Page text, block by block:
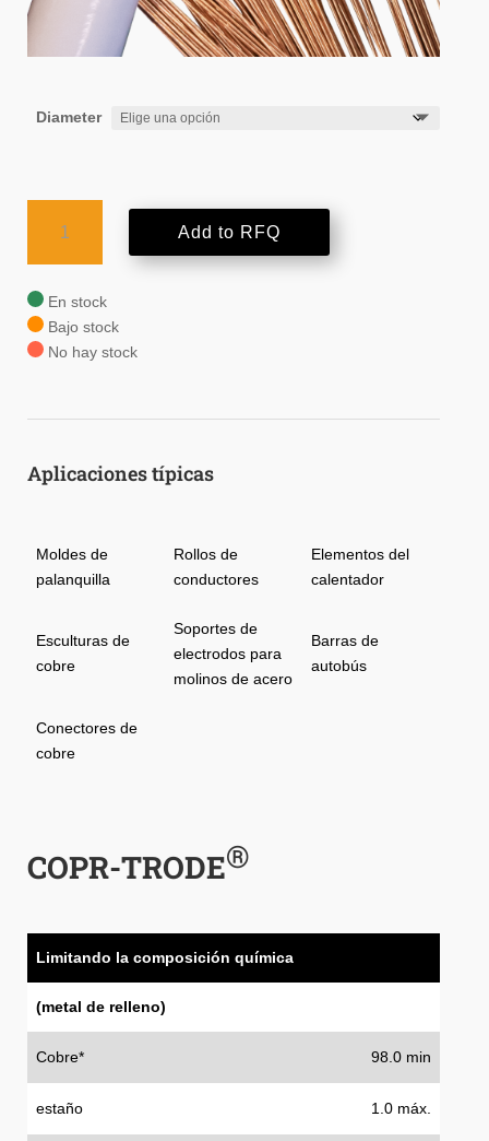
Diameter
TRODE®
cantidad
Add to RFQ
En stock
Bajo stock
No hay stock
Aplicaciones típicas
Moldes de
palanquilla
Rollos de
conductores
Elementos del
calentador
Esculturas de
cobre
Soportes de
electrodos para
molinos de acero
Barras de
autobús
Conectores de
cobre
COPR-TRODE®
Limitando la composición química
(metal de relleno)
Cobre* 98.0 min
estaño 1.0 máx.